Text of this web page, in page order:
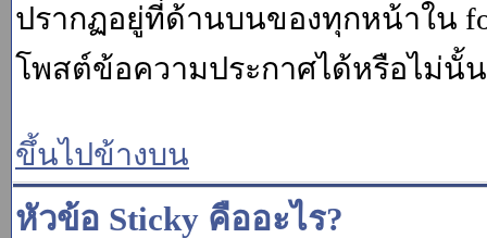
ปรากฏอยู่ที่ด้านบนของทุกหน้าใน
โพสต์ข้อความประกาศได้หรือไม่นั้
ขึ้นไปข้างบน
หัวข้อ Sticky คืออะไร?